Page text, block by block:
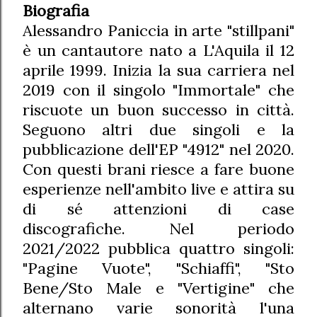
Biografia
Alessandro Paniccia in arte "stillpani"
è un cantautore nato a L'Aquila il 12
aprile 1999. Inizia la sua carriera nel
2019 con il singolo "Immortale" che
riscuote un buon successo in città.
Seguono altri due singoli e la
pubblicazione dell'EP "4912" nel 2020.
Con questi brani riesce a fare buone
esperienze nell'ambito live e attira su
di sé attenzioni di case
discografiche. Nel periodo
2021/2022 pubblica quattro singoli:
"Pagine Vuote", "Schiaffi", "Sto
Bene/Sto Male e "Vertigine" che
alternano varie sonorità l'una